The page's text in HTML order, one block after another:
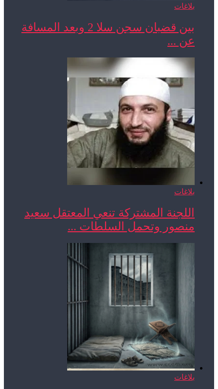
بلاغات
بين قضبان سجن سلا 2 وبعد المسافة
عن ...
بلاغات
اللجنة المشتركة تنعي المعتقل سعيد
منصور وتحمل السلطات ...
بلاغات